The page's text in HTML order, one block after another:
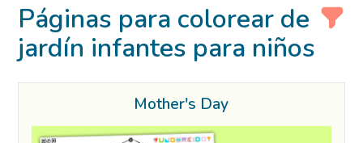
Páginas para colorear de
jardín infantes para niños
Mother's Day